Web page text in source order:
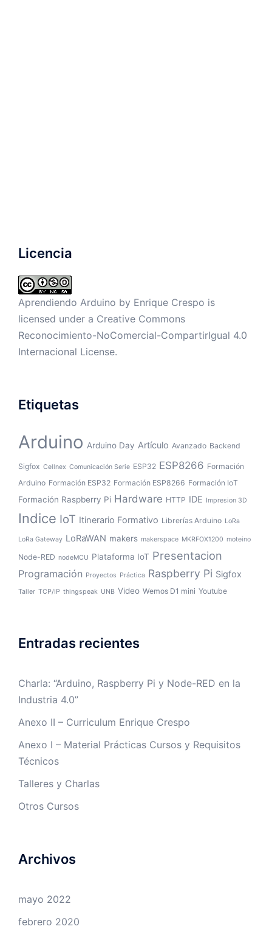
Licencia
Aprendiendo Arduino by Enrique Crespo is
licensed under a Creative Commons
Reconocimiento-NoComercial-CompartirIgual 4.0
Internacional License.
Etiquetas
Arduino Arduino Day Artículo Avanzado Backend
Sigfox Cellnex Comunicación Serie ESP32 ESP8266 Formación
Arduino Formación ESP32 Formación ESP8266 Formación IoT
Formación Raspberry Pi Hardware HTTP IDE Impresion 3D
Indice IoT Itinerario Formativo Librerías Arduino LoRa
LoRa Gateway LoRaWAN makers makerspace MKRFOX1200 moteino
Node-RED nodeMCU Plataforma IoT Presentacion
Programación Proyectos Práctica Raspberry Pi Sigfox
Taller TCP/IP thingspeak UNB Video Wemos D1 mini Youtube
Entradas recientes
Charla: “Arduino, Raspberry Pi y Node-RED en la
Industria 4.0”
Anexo II – Curriculum Enrique Crespo
Anexo I – Material Prácticas Cursos y Requisitos
Técnicos
Talleres y Charlas
Otros Cursos
Archivos
mayo 2022
febrero 2020